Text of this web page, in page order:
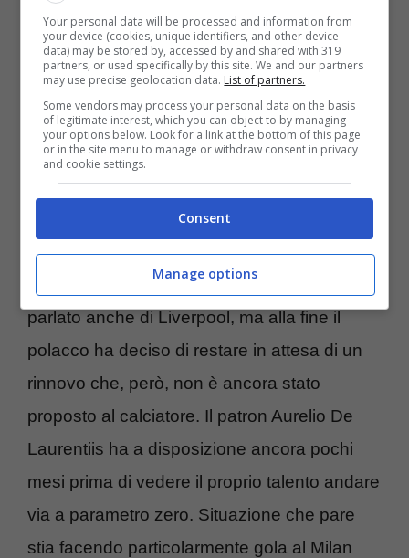
anche nel calciomercato. Una nuova big
italiana è pronta a puntare su di lui.
Zielinski-Napoli, situazione
in fase di stallo: si fa avanti
una big di Serie A
Tanti rumors circail futuro di Zielinski,
prima la Lazio poi l’Arabia e in mezzo si è
parlato anche di Liverpool, ma alla fine il
polacco ha deciso di restare in attesa di un
rinnovo che, però, non è ancora stato
proposto al calciatore. Il patron Aurelio De
Laurentiis ha a disposizione ancora pochi
mesi prima di vedere il proprio talento andare
via a parametro zero. Situazione che pare
stia facendo particolarmente gola al Milan
Your personal data will be processed and information from
your device (cookies, unique identifiers, and other device
data) may be stored by, accessed by and shared with 319
partners, or used specifically by this site. We and our partners
may use precise geolocation data. List of partners.
Some vendors may process your personal data on the basis
of legitimate interest, which you can object to by managing
your options below. Look for a link at the bottom of this page
or in the site menu to manage or withdraw consent in privacy
and cookie settings.
Consent
Manage options